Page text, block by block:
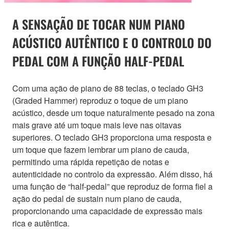
A SENSAÇÃO DE TOCAR NUM PIANO
ACÚSTICO AUTÊNTICO E O CONTROLO DO
PEDAL COM A FUNÇÃO HALF-PEDAL
Com uma ação de piano de 88 teclas, o teclado GH3
(Graded Hammer) reproduz o toque de um piano
acústico, desde um toque naturalmente pesado na zona
mais grave até um toque mais leve nas oitavas
superiores. O teclado GH3 proporciona uma resposta e
um toque que fazem lembrar um piano de cauda,
permitindo uma rápida repetição de notas e
autenticidade no controlo da expressão. Além disso, há
uma função de “half-pedal” que reproduz de forma fiel a
ação do pedal de sustain num piano de cauda,
proporcionando uma capacidade de expressão mais
rica e autêntica.